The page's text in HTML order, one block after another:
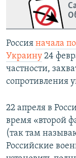
Россия начала
Украину 24
частности,
сопротивления
22 апреля в
время «второй
(так там
Российские